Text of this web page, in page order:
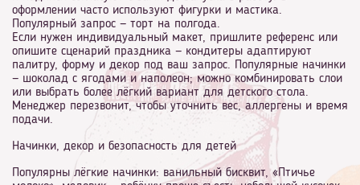
оформлении часто используют фигурки и мастика.
Популярный запрос — торт на полгода.
Если нужен индивидуальный макет, пришлите референс или
опишите сценарий праздника — кондитеры адаптируют
палитру, форму и декор под ваш запрос. Популярные начинки
— шоколад с ягодами и наполеон; можно комбинировать слои
или выбрать более лёгкий вариант для детского стола.
Менеджер перезвонит, чтобы уточнить вес, аллергены и время
подачи.
Начинки, декор и безопасность для детей
Популярны лёгкие начинки: ванильный бисквит, «Птичье